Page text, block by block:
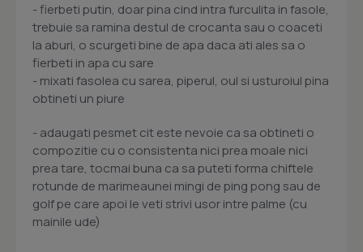
- fierbeti putin, doar pina cind intra furculita in fasole,
trebuie sa ramina destul de crocanta sau o coaceti
la aburi, o scurgeti bine de apa daca ati ales sa o
fierbeti in apa cu sare
- mixati fasolea cu sarea, piperul, oul si usturoiul pina
obtineti un piure
- adaugati pesmet cit este nevoie ca sa obtineti o
compozitie cu o consistenta nici prea moale nici
prea tare, tocmai buna ca sa puteti forma chiftele
rotunde de marimeaunei mingi de ping pong sau de
golf pe care apoi le veti strivi usor intre palme (cu
mainile ude)